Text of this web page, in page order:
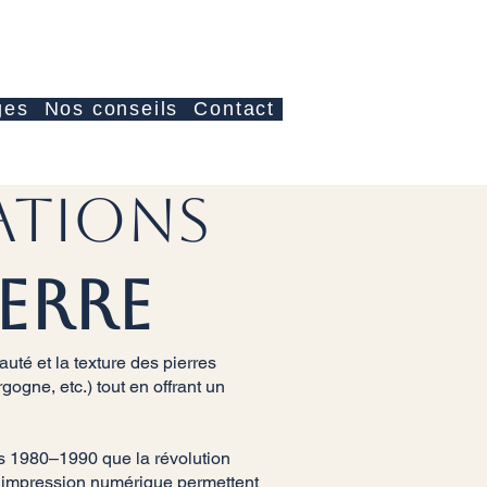
Nos conseils Contact
et la texture des pierres
etc.) tout en offrant un
1980–1990 que la révolution
numérique permettent